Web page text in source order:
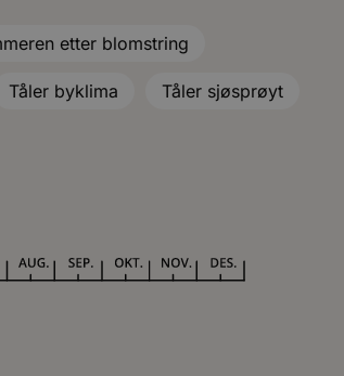
etter blomstring
Tåler byklima Tåler sjøsprøyt